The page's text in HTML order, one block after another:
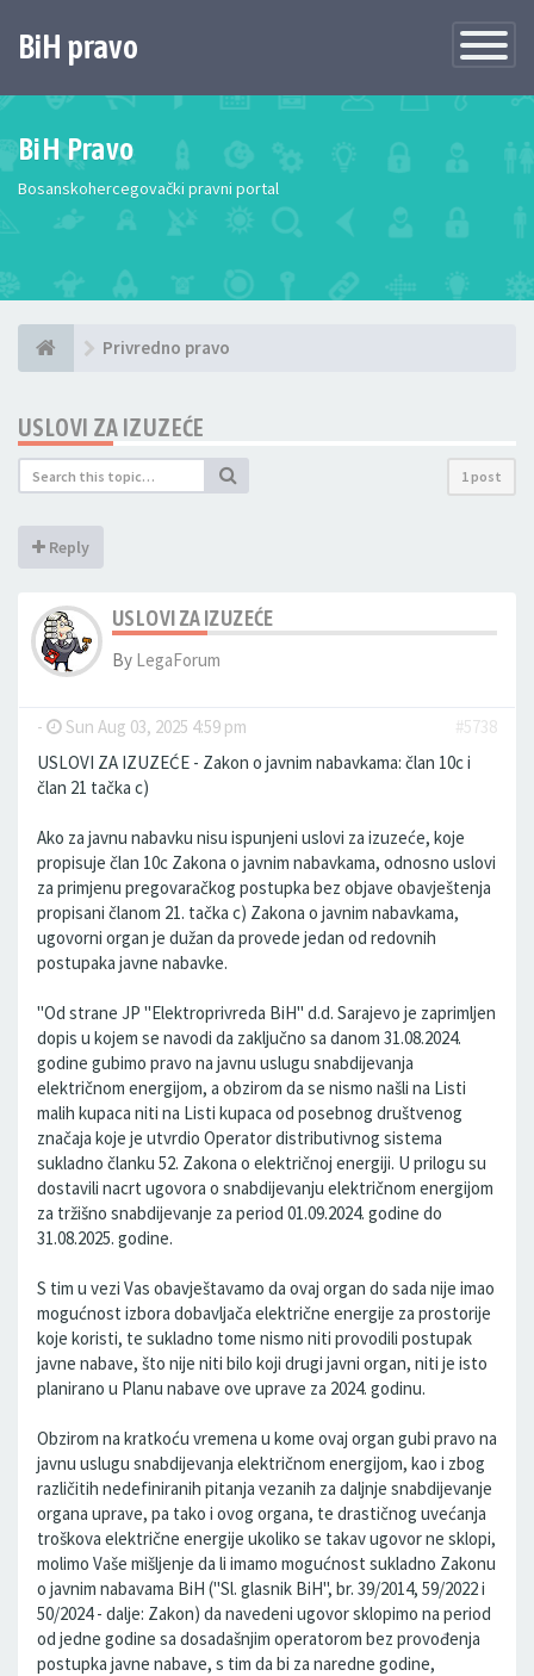
Toggle
BiH pravo
BiH Pravo
Bosanskohercegovački pravni portal
Privredno pravo
USLOVI ZA IZUZEĆE
1 post
Reply
USLOVI ZA IZUZEĆE
By LegaForum
- Sun Aug 03, 2025 4:59 pm
#5738
USLOVI ZA IZUZEĆE - Zakon o javnim nabavkama: član 10c i
član 21 tačka c)
Ako za javnu nabavku nisu ispunjeni uslovi za izuzeće, koje
propisuje član 10c Zakona o javnim nabavkama, odnosno uslovi
za primjenu pregovaračkog postupka bez objave obavještenja
propisani članom 21. tačka c) Zakona o javnim nabavkama,
ugovorni organ je dužan da provede jedan od redovnih
postupaka javne nabavke.
"Od strane JP "Elektroprivreda BiH" d.d. Sarajevo je zaprimljen
dopis u kojem se navodi da zaključno sa danom 31.08.2024.
godine gubimo pravo na javnu uslugu snabdijevanja
električnom energijom, a obzirom da se nismo našli na Listi
malih kupaca niti na Listi kupaca od posebnog društvenog
značaja koje je utvrdio Operator distributivnog sistema
sukladno članku 52. Zakona o električnoj energiji. U prilogu su
dostavili nacrt ugovora o snabdijevanju električnom energijom
za tržišno snabdijevanje za period 01.09.2024. godine do
31.08.2025. godine.
S tim u vezi Vas obavještavamo da ovaj organ do sada nije imao
mogućnost izbora dobavljača električne energije za prostorije
koje koristi, te sukladno tome nismo niti provodili postupak
javne nabave, što nije niti bilo koji drugi javni organ, niti je isto
planirano u Planu nabave ove uprave za 2024. godinu.
Obzirom na kratkoću vremena u kome ovaj organ gubi pravo na
javnu uslugu snabdijevanja električnom energijom, kao i zbog
različitih nedefiniranih pitanja vezanih za daljnje snabdijevanje
organa uprave, pa tako i ovog organa, te drastičnog uvećanja
troškova električne energije ukoliko se takav ugovor ne sklopi,
molimo Vaše mišljenje da li imamo mogućnost sukladno Zakonu
o javnim nabavama BiH ("Sl. glasnik BiH", br. 39/2014, 59/2022 i
50/2024 - dalje: Zakon) da navedeni ugovor sklopimo na period
od jedne godine sa dosadašnjim operatorom bez provođenja
postupka javne nabave, s tim da bi za naredne godine,